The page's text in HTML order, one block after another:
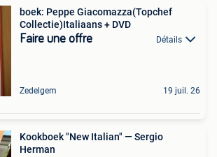
boek: Peppe Giacomazza(Topchef
Collectie)Italiaans + DVD
Faire une offre Détails
Zedelgem 19 juil. 26
Kookboek "New Italian" — Sergio
Herman